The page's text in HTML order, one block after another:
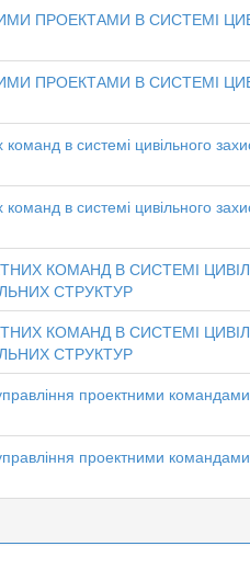
ПРОЕКТАМИ В СИСТЕМІ
ПРОЕКТАМИ В СИСТЕМІ
в системі цивільного
в системі цивільного
КОМАНД В СИСТЕМІ
СТРУКТУР
КОМАНД В СИСТЕМІ
СТРУКТУР
проектними командами
проектними командами